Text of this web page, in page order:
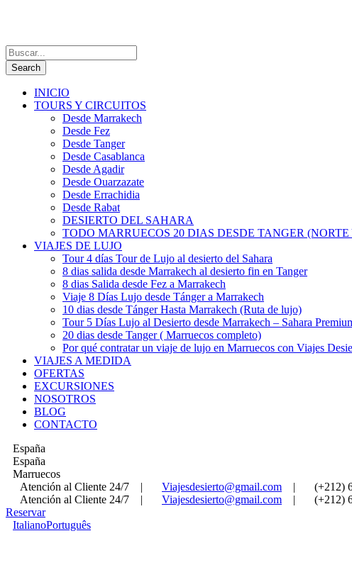
INICIO
TOURS Y CIRCUITOS
Desde Marrakech
Desde Fez
Desde Tanger
Desde Casablanca
Desde Agadir
Desde Ouarzazate
Desde Errachidia
Desde Rabat
DESIERTO DEL SAHARA
TODO MARRUECOS 20 DIAS DESDE TANGER (NORTE
VIAJES DE LUJO
Tour 4 días Tour de Lujo al desierto del Sahara
8 dias salida desde Marrakech al desierto fin en Tanger
8 dias Salida desde Fez a Marrakech
Viaje 8 Días Lujo desde Tánger a Marrakech
10 dias desde Tánger Hasta Marrakech (Ruta de lujo)
Tour 5 Días Lujo al Desierto desde Marrakech – Sahara
20 dias desde Tanger ( Marruecos completo)
Por qué contratar un viaje de lujo en Marruecos con Viajes
VIAJES A MEDIDA
OFERTAS
EXCURSIONES
NOSOTROS
BLOG
CONTACTO
España
España
Marruecos
Atención al Cliente 24/7
| Viajesdesierto@gmail.com |
(+212)
Atención al Cliente 24/7
| Viajesdesierto@gmail.com |
(+212)
Reservar
ItalianoPortuguês